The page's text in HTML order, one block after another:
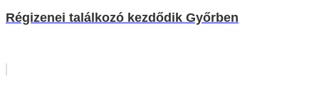
Régizenei találkozó kezdődik Győrben